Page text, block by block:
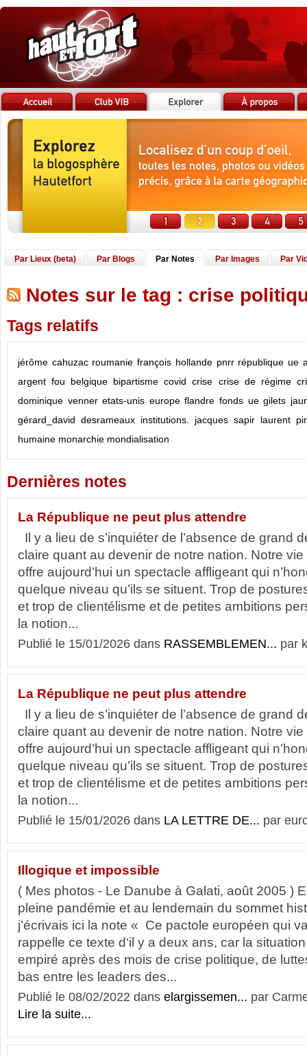
Par Lieux (beta) Par Blogs Par Notes Par Images Par
Notes sur le tag : crise
Tags relatifs
jérôme cahuzac roumanie françois hollande pnrr république ue
argent fou
belgique bipartisme covid crise crise de régime
dominique venner etats-unis europe flandre fonds ue gilets
gérard_david desrameaux institutions. jacques sapir laurent
humaine monarchie mondialisation
Dernières notes
La République ne peut plus attendre
Il y a lieu de s’inquiéter de l’absence de grand
claire quant au devenir de notre nation. Notre
offre aujourd’hui un spectacle affligeant qui
quelque niveau qu’ils se situent. Trop de
et trop de clientélisme et de petites ambitions
la notion...
Publié le 15/01/2026 dans RASSEMBLEMEN... par
La République ne peut plus attendre
Il y a lieu de s’inquiéter de l’absence de grand
claire quant au devenir de notre nation. Notre
offre aujourd’hui un spectacle affligeant qui
quelque niveau qu’ils se situent. Trop de
et trop de clientélisme et de petites ambitions
la notion...
Publié le 15/01/2026 dans LA LETTRE DE... par
Illogique et impossible
( Mes photos - Le Danube à Galati, août 2005 )
pleine pandémie et au lendemain du sommet
j’écrivais ici la note « Ce pactole européen qui
rappelle ce texte d‘il y a deux ans, car la
empiré après des mois de crise politique, de
bas entre les leaders des...
Publié le 08/02/2022 dans elargissemen... par
Lire la suite...